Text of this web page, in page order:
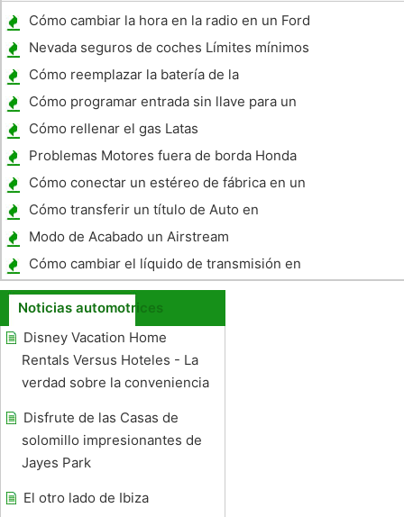
Cómo cambiar la hora en la radio en un Ford
Explorer 1999
Nevada seguros de coches Límites mínimos
de responsabilidad
Cómo reemplazar la batería de la
motocicleta Vulcan
Cómo programar entrada sin llave para un
Nissan Maxima
Cómo rellenar el gas Latas
Problemas Motores fuera de borda Honda
Cómo conectar un estéreo de fábrica en un
camión Ford XLT 2006
Cómo transferir un título de Auto en
Carolina del Sur
Modo de Acabado un Airstream
Cómo cambiar el líquido de transmisión en
un Honda Civic 1993
Noticias automotrices
Disney Vacation Home
Rentals Versus Hoteles - La
verdad sobre la conveniencia
Disfrute de las Casas de
solomillo impresionantes de
Jayes Park
El otro lado de Ibiza